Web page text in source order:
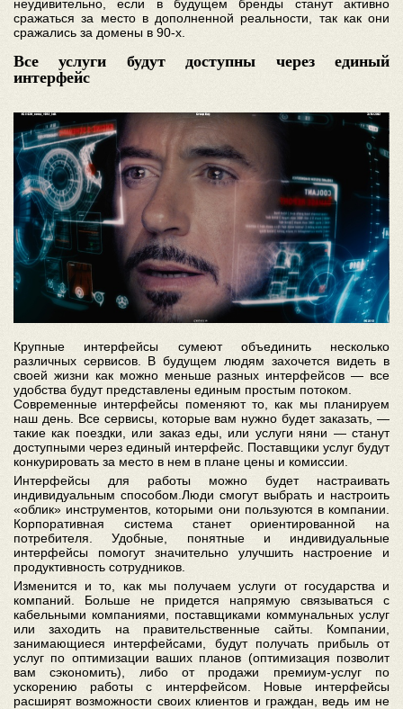
неудивительно, если в будущем бренды станут активно
сражаться за место в дополненной реальности, так как они
сражались за домены в 90-х.
Все услуги будут доступны через единый
интерфейс
Крупные интерфейсы сумеют объединить несколько
различных сервисов. В будущем людям захочется видеть в
своей жизни как можно меньше разных интерфейсов — все
удобства будут представлены единым простым потоком.
Современные интерфейсы поменяют то, как мы планируем
наш день. Все сервисы, которые вам нужно будет заказать, —
такие как поездки, или заказ еды, или услуги няни — станут
доступными через единый интерфейс. Поставщики услуг будут
конкурировать за место в нем в плане цены и комиссии.
Интерфейсы для работы можно будет настраивать
индивидуальным способом.Люди смогут выбрать и настроить
«облик» инструментов, которыми они пользуются в компании.
Корпоративная система станет ориентированной на
потребителя. Удобные, понятные и индивидуальные
интерфейсы помогут значительно улучшить настроение и
продуктивность сотрудников.
Изменится и то, как мы получаем услуги от государства и
компаний. Больше не придется напрямую связываться с
кабельными компаниями, поставщиками коммунальных услуг
или заходить на правительственные сайты. Компании,
занимающиеся интерфейсами, будут получать прибыль от
услуг по оптимизации ваших планов (оптимизация позволит
вам сэкономить), либо от продажи премиум-услуг по
ускорению работы с интерфейсом. Новые интерфейсы
расширят возможности своих клиентов и граждан, ведь им не